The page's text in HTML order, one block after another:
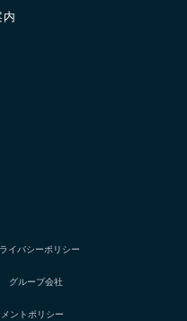
イバシーポリシー
グループ会社
ントポリシー